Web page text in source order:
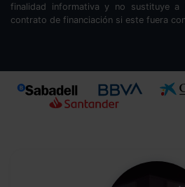
finalidad informativa y no sustituye a
contrato de financiación si este fuera